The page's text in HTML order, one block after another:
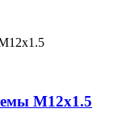
M12x1.5